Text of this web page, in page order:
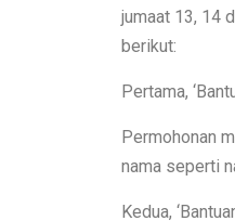
jumaat 13, 14
berikut:
Pertama,
Permohonan
nama seperti
Kedua,